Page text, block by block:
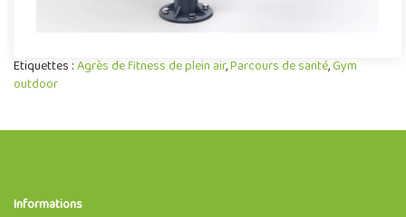
Etiquettes :Agrès de fitness de plein air,Parcours de santé,Gym
outdoor
Informations